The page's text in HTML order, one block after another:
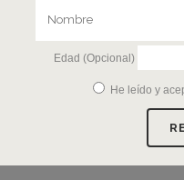
Edad (Opcional)
He leído y